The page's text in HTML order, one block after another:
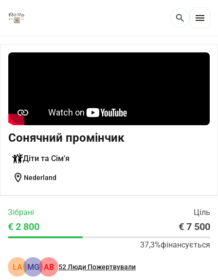
search menu
Сонячний промінчик
Діти та Сім'я
location_on Nederland
Зібрані Ціль
€ 2 800 € 7 500
37,3%фінансується
LA MG AB 52Люди Пожертвували